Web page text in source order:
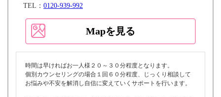
TEL： 0120-939-992
Mapを見る
時間は早ければお一人様２０～３０分程度となります。
個別カウンセリングの場合１回６０分程度、じっくり相談して
お悩みや不安を解消し自信に変えていくサポートを行います。